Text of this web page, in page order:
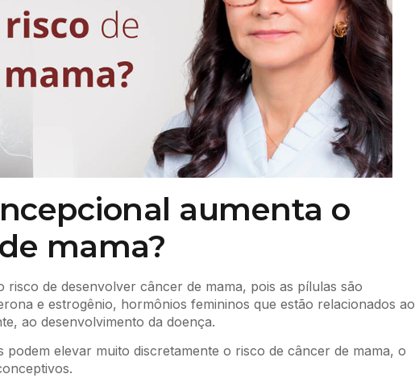
aumenta o
mama?
de desenvolver câncer de mama, pois as pílulas são
e estrogênio, hormônios femininos que estão relacionados ao
ao desenvolvimento da doença.
elevar muito discretamente o risco de câncer de mama, o